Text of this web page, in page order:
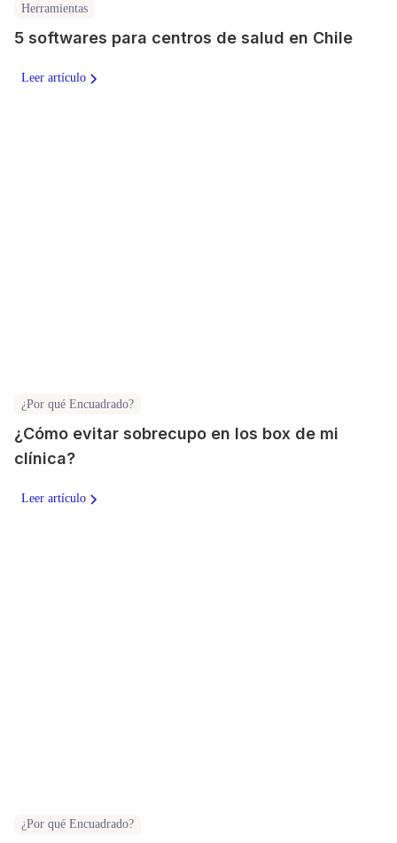
Herramientas
5 softwares para centros de salud en Chile
Leer artículo
¿Por qué Encuadrado?
¿Cómo evitar sobrecupo en los box de mi
clínica?
Leer artículo
¿Por qué Encuadrado?